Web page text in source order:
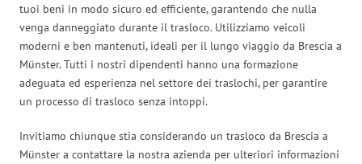
tuoi beni in modo sicuro ed efficiente, garantendo che nulla
venga danneggiato durante il trasloco. Utilizziamo veicoli
moderni e ben mantenuti, ideali per il lungo viaggio da Brescia a
Münster. Tutti i nostri dipendenti hanno una formazione
adeguata ed esperienza nel settore dei traslochi, per garantire
un processo di trasloco senza intoppi.
Invitiamo chiunque stia considerando un trasloco da Brescia a
Münster a contattare la nostra azienda per ulteriori informazioni